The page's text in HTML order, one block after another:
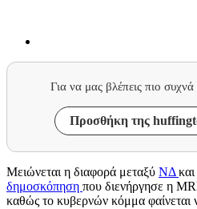
Για να μας βλέπεις πιο
Προσθήκη της
Μειώνεται η διαφορά μεταξύ ΝΔκαι
δημοσκόπηση που διενήργησε η
καθώς το κυβερνών κόμμα φαίνεται